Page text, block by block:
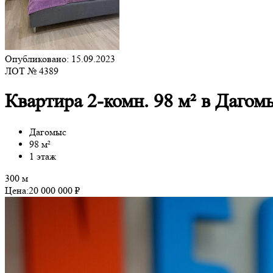
Опубликовано: 15.09.2023
ЛОТ № 4389
Квартира 2-комн. 98 м² в
Дагомыс
98 м²
1 этаж
300 м
Цена:20 000 000 ₽